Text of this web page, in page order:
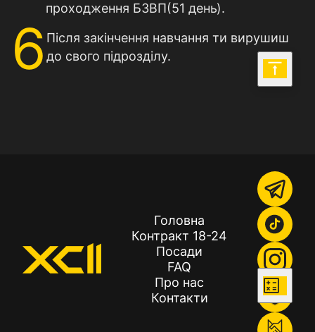
проходження БЗВП(51 день).
6 Після закінчення навчання ти вирушиш
до свого підрозділу.
Головна
Контракт 18-24
Посади
FAQ
Про нас
Контакти